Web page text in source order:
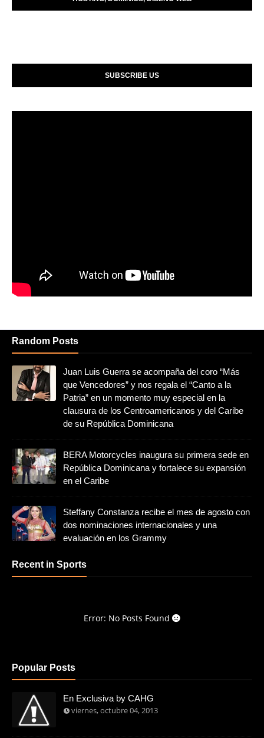
SUBSCRIBE US
Random Posts
Juan Luis Guerra se acompaña del coro “Más
que Vencedores” y nos regala el “Canto a la
Patria” en un momento muy especial en la
clausura de los Centroamericanos y del Caribe
de su República Dominicana
BERA Motorcycles inaugura su primera sede en
República Dominicana y fortalece su expansión
en el Caribe
Steffany Constanza recibe el mes de agosto con
dos nominaciones internacionales y una
evaluación en los Grammy
Recent in Sports
Error: No Posts Found
Popular Posts
En Exclusiva by CAHG
viernes, octubre 04, 2013